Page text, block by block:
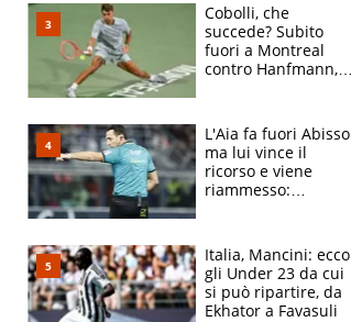
Cobolli, che
succede? Subito
fuori a Montreal
contro Hanfmann,
L'Aia fa fuori Abisso
ma lui vince il
ricorso e viene
riammesso:
Italia, Mancini: ecco
gli Under 23 da cui
si può ripartire, da
Ekhator a Favasuli